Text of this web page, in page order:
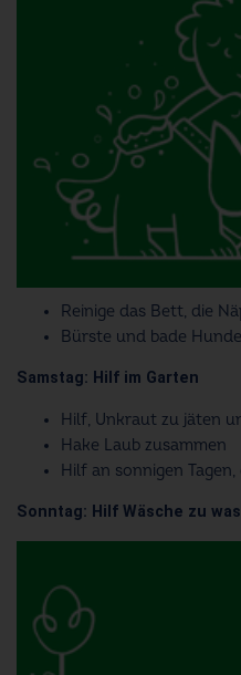
Reinige das Bett, die
Bürste und bade Hunde
Samstag: Hilf im Garten
Hilf, Unkraut zu jäten
Hake Laub zusammen
Hilf an sonnigen
Sonntag: Hilf Wäsche zu